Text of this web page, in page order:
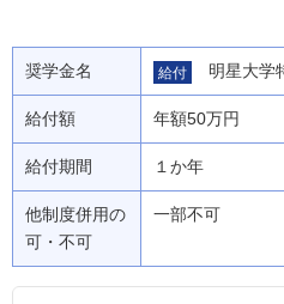
奨学金名 給付 明星大学
給付額 年額50万円
給付期間 １か年
他制度併用の
可・不可
一部不可